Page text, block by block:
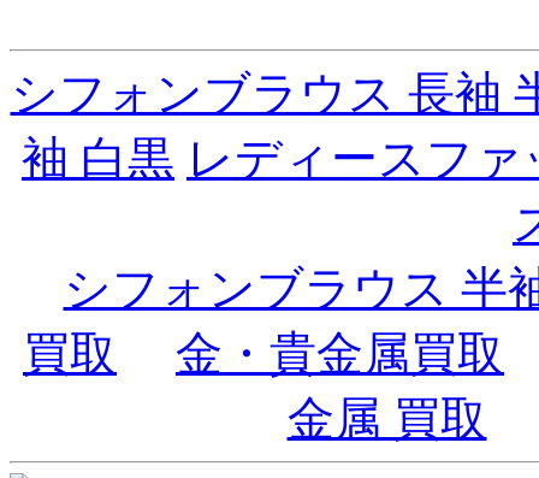
シフォンブラウス 長袖
袖 白黒 レディースフ
シフォンブラウス 半
買取
金・貴金属買取
金属 買取